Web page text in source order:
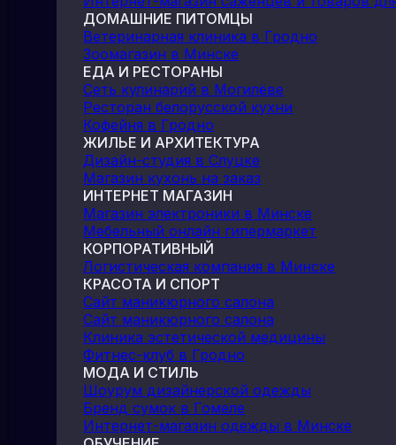
ДОМАШНИЕ ПИТОМЦЫ
Ветеринарная клиника в Гродно
Зоомагазин в Минске
ЕДА И РЕСТОРАНЫ
Сеть кулинарий в Могилёве
Ресторан белорусской кухни
Кофейня в Гродно
ЖИЛЬЕ И АРХИТЕКТУРА
Дизайн-студия в Слуцке
Магазин кухонь на заказ
ИНТЕРНЕТ МАГАЗИН
Магазин электроники в Минске
Мебельный онлайн гипермаркет
КОРПОРАТИВНЫЙ
Логистическая компания в Минске
КРАСОТА И СПОРТ
Сайт маникюрного салона
Сайт маникюрного салона
Клиника эстетической медицины
Фитнес-клуб в Гродно
МОДА И СТИЛЬ
Шоурум дизайнерской одежды
Бренд сумок в Гомеле
Интернет-магазин одежды в Минске